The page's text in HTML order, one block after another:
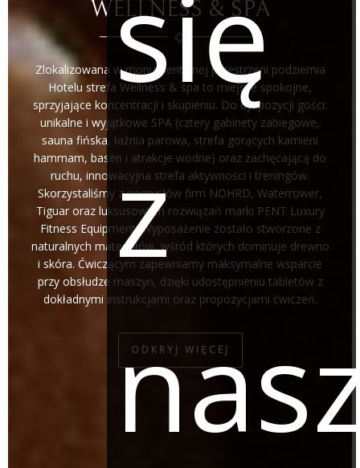
WELLNESS & SPA
Zlokalizowana w monumentalnej przestrzeni podziemia
Hotelu strefa Wellness & spa to miejsce spokojne,
sprzyjające koncentracji i skupieniu. Do dyspozycji gości:
unikalne i wyjątkowe SPA (cztery gabinety zabiegowe,
sauna fińska, łaźnia parowa, strefa gorących kamieni
hammam, basen i atrakcje wodne) oraz zachęcającą do
ruchu, innowacyjna strefa aktywności i treningów.
Skorzystaliśmy z pomysłów firm NOHRD, Waterrower,
Tiguar oraz luksusowych rozwiązań marki PENT Luxury
Fitness Equipment. Wyposażenie zostało stworzone z
naturalnych materiałów, wśród których dominuje drewno
i skóra. Ćwiczącym zapewniamy maksymalne wsparcie
przy obsłudze maszyn, dzięki udostępnieniu tabletów z
dokładnymi instrukcjami oraz propozycjami ćwiczeń.
ODKRYJ WIĘCEJ
się
z